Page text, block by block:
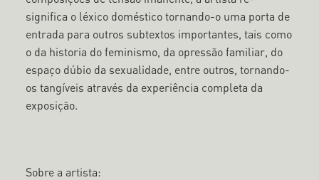
significa o léxico doméstico tornando-o uma porta de
entrada para outros subtextos importantes, tais como
o da historia do feminismo, da opressão familiar, do
espaço dúbio da sexualidade, entre outros, tornando-
os tangíveis através da experiência completa da
exposição.
Sobre a artista: